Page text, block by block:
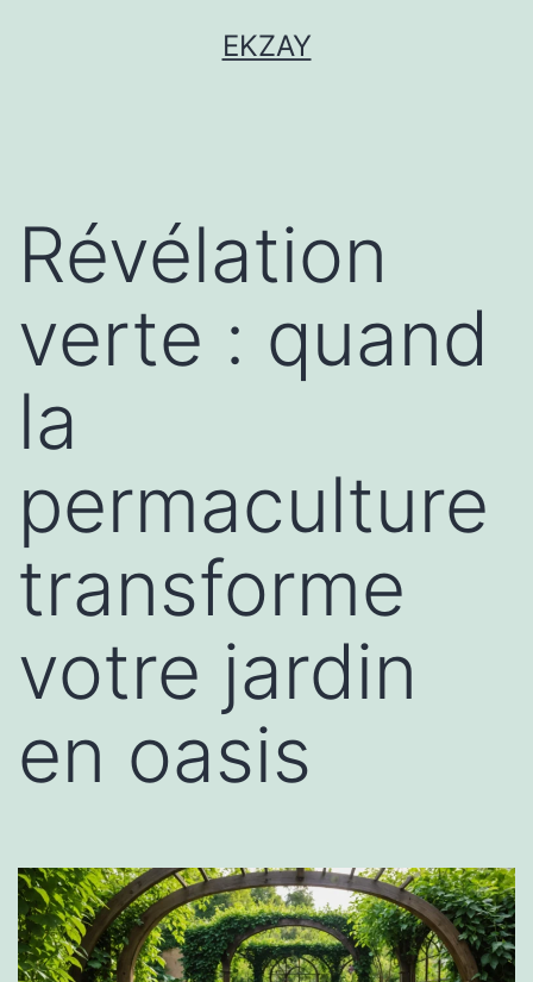
EKZAY
Révélation
verte : quand
la
permaculture
transforme
votre jardin
en oasis